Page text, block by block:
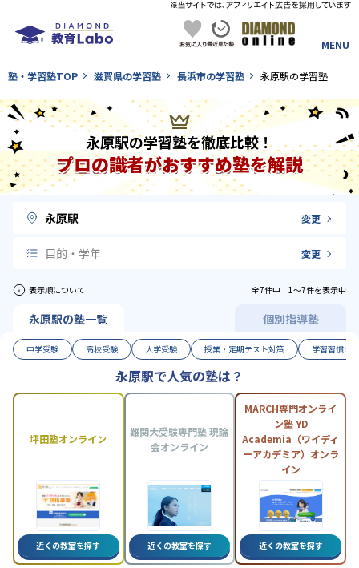
塾・学習塾TOP 滋賀県の学習塾 長浜市の学習塾 永原駅の学習塾
永原駅の学習塾を徹底比較！
プロの識者がおすすめ塾を解説
永原駅 変更
目的・学年 変更
表示順について 全7件中 1〜7件を表示中
永原駅の塾一覧 個別指導塾
中学受験 高校受験 大学受験 授業・定期テスト対策 学習習慣の
永原駅で人気の塾は？
坪田塾オンライン
近くの教室を探す
難関大受験専門塾 現論
会オンライン
近くの教室を探す
MARCH専門オンライ
ン塾 YD
Academia（ワイディ
ーアカデミア）オンラ
イン
近くの教室を探す